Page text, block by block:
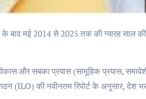
और सबका प्रयास (सामूहिक प्रयास,
(ILO) की नवीनतम रिपोर्ट के अनुसार, देश